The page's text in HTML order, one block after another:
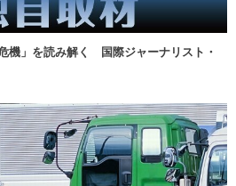
機」を読み解く 国際ジャーナリスト・